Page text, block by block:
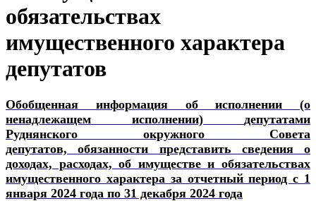
обязательствах
имущественного характера
депутатов
Обобщенная информация об исполнении (о
ненадлежащем исполнении) депутатами
Руднянского окружного Совета
депутатов,обязанности представить сведения о
доходах, расходах, об имуществе и обязательствах
имущественного характера за отчетный период с 1
января 2024 года по 31 декабря 2024 года